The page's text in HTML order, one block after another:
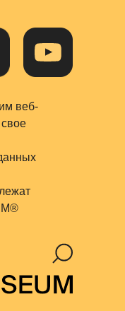
веб-